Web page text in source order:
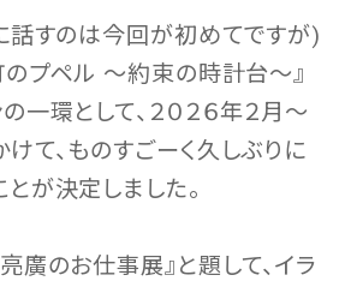
話すのは今回が初めてですが)
のプペル ～約束の時計台～』
一環として、２０２６年２月～
けて、ものすごーく久しぶりに
が決定しました。
廣のお仕事展』と題して、イラ